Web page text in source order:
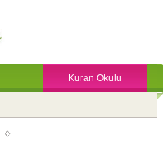
Kuran Okulu